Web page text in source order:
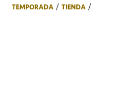
TEMPORADA
TIENDA